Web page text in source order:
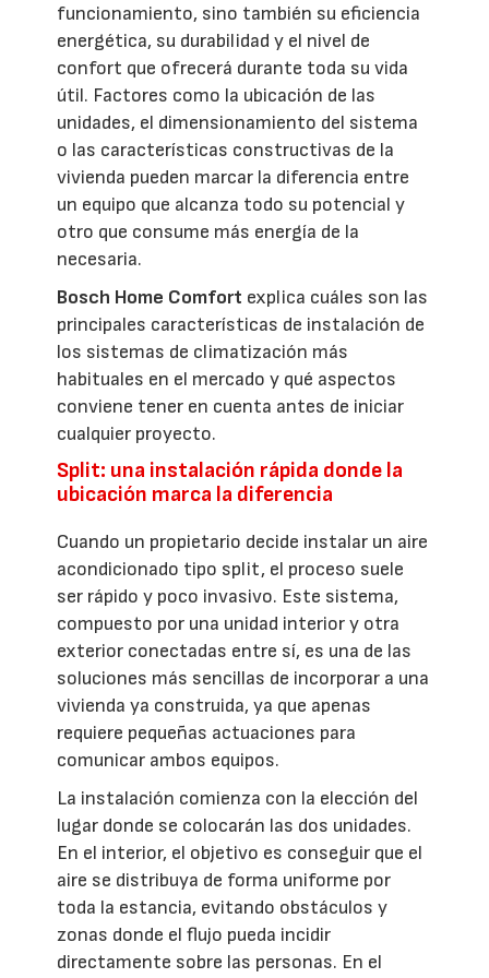
funcionamiento, sino también su eficiencia
energética, su durabilidad y el nivel de
confort que ofrecerá durante toda su vida
útil. Factores como la ubicación de las
unidades, el dimensionamiento del sistema
o las características constructivas de la
vivienda pueden marcar la diferencia entre
un equipo que alcanza todo su potencial y
otro que consume más energía de la
necesaria.
Bosch Home Comfort explica cuáles son las
principales características de instalación de
los sistemas de climatización más
habituales en el mercado y qué aspectos
conviene tener en cuenta antes de iniciar
cualquier proyecto.
Split: una instalación rápida donde la
ubicación marca la diferencia
Cuando un propietario decide instalar un aire
acondicionado tipo split, el proceso suele
ser rápido y poco invasivo. Este sistema,
compuesto por una unidad interior y otra
exterior conectadas entre sí, es una de las
soluciones más sencillas de incorporar a una
vivienda ya construida, ya que apenas
requiere pequeñas actuaciones para
comunicar ambos equipos.
La instalación comienza con la elección del
lugar donde se colocarán las dos unidades.
En el interior, el objetivo es conseguir que el
aire se distribuya de forma uniforme por
toda la estancia, evitando obstáculos y
zonas donde el flujo pueda incidir
directamente sobre las personas. En el